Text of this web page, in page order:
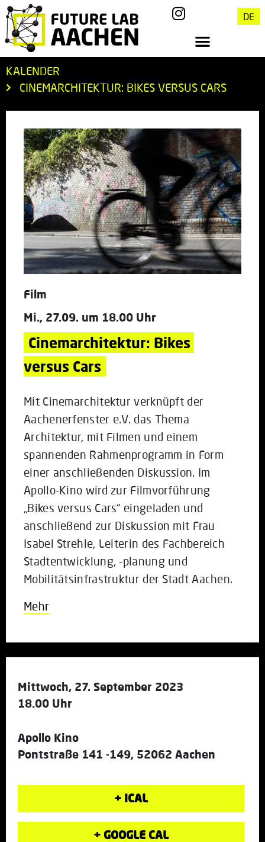
DE
KALENDER
CINEMARCHITEKTUR: BIKES VERSUS CARS
Film
Mi., 27.09. um 18.00 Uhr
Cinemarchitektur: Bikes
versus Cars
Mit Cinemarchitektur verknüpft der
Aachenerfenster e.V. das Thema
Architektur, mit Filmen und einem
spannenden Rahmenprogramm in Form
einer anschließenden Diskussion. Im
Apollo-Kino wird zur Filmvorführung
„Bikes versus Cars“ eingeladen und
anschließend zur Diskussion mit Frau
Isabel Strehle, Leiterin des Fachbereich
Stadtentwicklung, -planung und
Mobilitätsinfrastruktur der Stadt Aachen.
Mehr
Mittwoch, 27. September 2023
18.00 Uhr
Apollo Kino
Pontstraße 141 -149, 52062 Aachen
+ ICAL
+ GOOGLE CAL